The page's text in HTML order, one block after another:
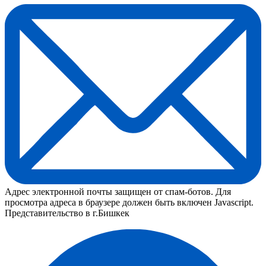
Адрес электронной почты защищен от спам-ботов. Для
просмотра адреса в браузере должен быть включен Javascript.
Представительство в г.Бишкек